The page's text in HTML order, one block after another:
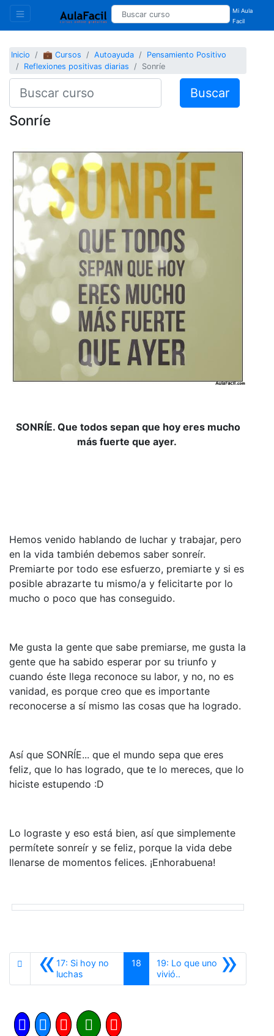
Mi Aula
Facil
Inicio 💼 Cursos Autoayuda
Pensamiento Positivo
Reflexiones positivas diarias
Sonríe
Buscar
Sonríe
SONRÍE. Que todos sepan que hoy eres mucho
más fuerte que ayer.
Hemos venido hablando de luchar y trabajar, pero
en la vida también debemos saber sonreír.
Premiarte por todo ese esfuerzo, premiarte y si es
posible abrazarte tu mismo/a y felicitarte por lo
mucho o poco que has conseguido.
Me gusta la gente que sabe premiarse, me gusta la
gente que ha sabido esperar por su triunfo y
cuando éste llega reconoce su labor, y no, no es
vanidad, es porque creo que es importante
reconocerse a sí mismo las cosas que ha logrado.
Así que SONRÍE... que el mundo sepa que eres
feliz, que lo has logrado, que te lo mereces, que lo
hiciste estupendo :D
Lo lograste y eso está bien, así que simplemente
permítete sonreír y se feliz, porque la vida debe
llenarse de momentos felices. ¡Enhorabuena!
«17: Si hoy no
luchas
18 »
19: Lo que uno
vivió..